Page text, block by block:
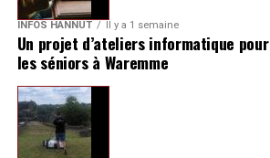
INFOS HANNUT Il y a 1 semaine
Un projet d’ateliers informatique pour
les séniors à Waremme